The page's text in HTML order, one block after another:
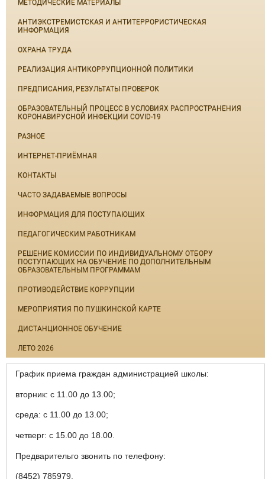
МЕТОДИЧЕСКИЕ МАТЕРИАЛЫ
АНТИЭКСТРЕМИСТСКАЯ И АНТИТЕРРОРИСТИЧЕСКАЯ
ИНФОРМАЦИЯ
ОХРАНА ТРУДА
РЕАЛИЗАЦИЯ АНТИКОРРУПЦИОННОЙ ПОЛИТИКИ
ПРЕДПИСАНИЯ, РЕЗУЛЬТАТЫ ПРОВЕРОК
ОБРАЗОВАТЕЛЬНЫЙ ПРОЦЕСС В УСЛОВИЯХ РАСПРОСТРАНЕНИЯ
КОРОНАВИРУСНОЙ ИНФЕКЦИИ COVID-19
РАЗНОЕ
ИНТЕРНЕТ-ПРИЁМНАЯ
КОНТАКТЫ
ЧАСТО ЗАДАВАЕМЫЕ ВОПРОСЫ
ИНФОРМАЦИЯ ДЛЯ ПОСТУПАЮЩИХ
ПЕДАГОГИЧЕСКИМ РАБОТНИКАМ
РЕШЕНИЕ КОМИССИИ ПО ИНДИВИДУАЛЬНОМУ ОТБОРУ
ПОСТУПАЮЩИХ НА ОБУЧЕНИЕ ПО ДОПОЛНИТЕЛЬНЫМ
ОБРАЗОВАТЕЛЬНЫМ ПРОГРАММАМ
ПРОТИВОДЕЙСТВИЕ КОРРУПЦИИ
МЕРОПРИЯТИЯ ПО ПУШКИНСКОЙ КАРТЕ
ДИСТАНЦИОННОЕ ОБУЧЕНИЕ
ЛЕТО 2026
График приема граждан администрацией школы:
вторник: с 11.00 до 13.00;
среда: с 11.00 до 13.00;
четверг: с 15.00 до 18.00.
Предварительго звонить по телефону:
(8452) 785979.